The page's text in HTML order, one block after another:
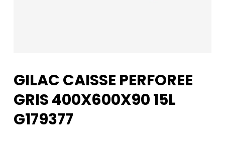
GILAC CAISSE PERFOREE
GRIS 400X600X90 15L
G179377